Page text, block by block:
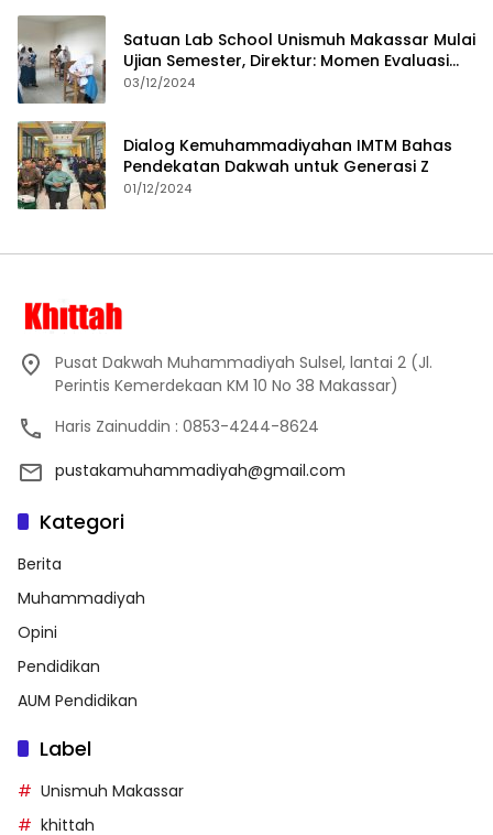
Satuan Lab School Unismuh Makassar Mulai
Ujian Semester, Direktur: Momen Evaluasi
Proses Pembelajaran
03/12/2024
Dialog Kemuhammadiyahan IMTM Bahas
Pendekatan Dakwah untuk Generasi Z
01/12/2024
Pusat Dakwah Muhammadiyah Sulsel, lantai 2 (Jl.
Perintis Kemerdekaan KM 10 No 38 Makassar)
Haris Zainuddin : 0853-4244-8624
pustakamuhammadiyah@gmail.com
Kategori
Berita
Muhammadiyah
Opini
Pendidikan
AUM Pendidikan
Label
Unismuh Makassar
khittah